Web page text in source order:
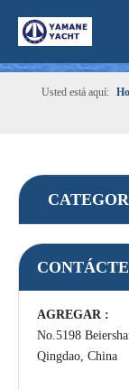
Usted está aquí:
AGREGAR :
No.5198
Qingdao, China